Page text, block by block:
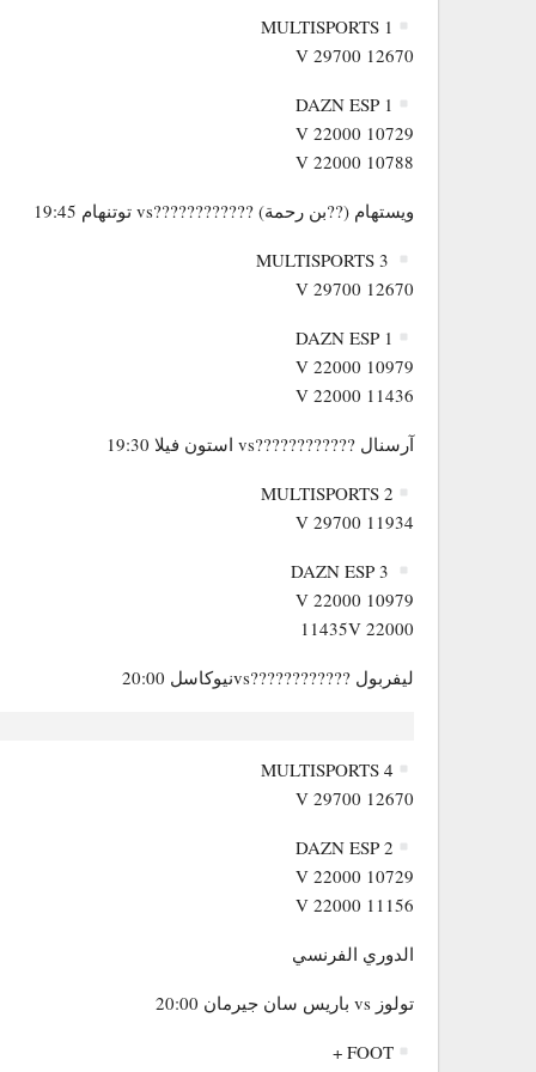
MULTISPORTS 1
12670 V 29700
DAZN ESP 1
10729 V 22000
10788 V 22000
ويستهام (??بن رحمة) ????????????vs توتنهام 19:45
12670 V 29700
DAZN ESP 1
10979 V 22000
11436 V 22000
آرسنال ????????????vs استون فيلا 19:30
MULTISPORTS 2
11934 V 29700
10979 V 22000
11435V 22000
ليفربول ????????????vsنيوكاسل 20:00
MULTISPORTS 4
12670 V 29700
DAZN ESP 2
10729 V 22000
11156 V 22000
الدوري الفرنسي
تولوز vs باريس سان جيرمان 20:00
FOOT +